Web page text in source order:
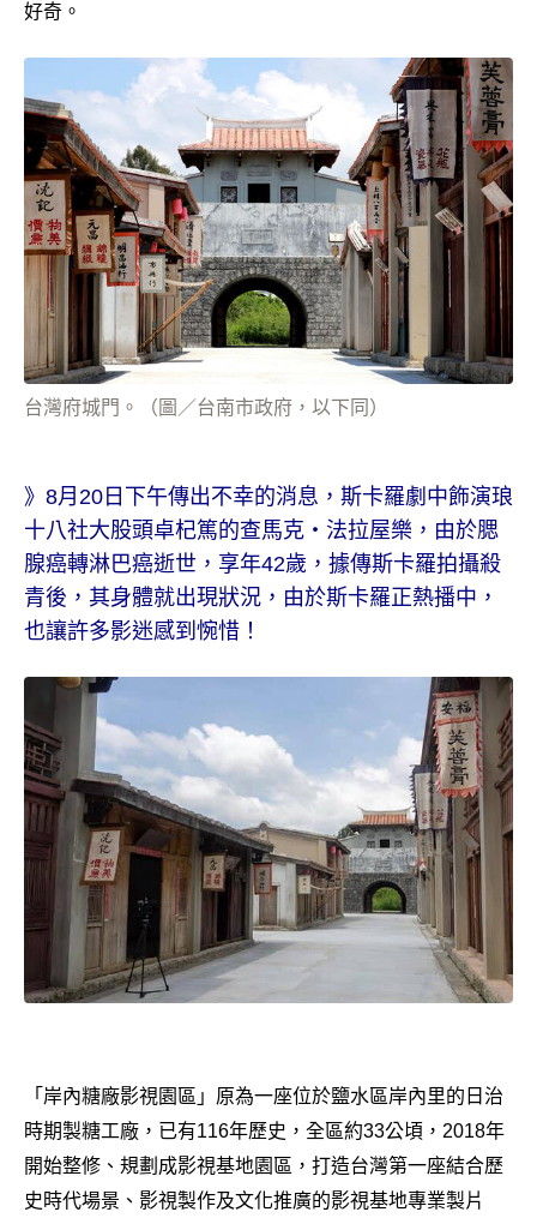
好奇。
台灣府城門。（圖／台南市政府，以下同）
》8月20日下午傳出不幸的消息，斯卡羅劇中飾演琅
十八社大股頭卓杞篤的查馬克・法拉屋樂，由於腮
腺癌轉淋巴癌逝世，享年42歲，據傳斯卡羅拍攝殺
青後，其身體就出現狀況，由於斯卡羅正熱播中，
也讓許多影迷感到惋惜！
「岸內糖廠影視園區」原為一座位於鹽水區岸內里的日治
時期製糖工廠，已有116年歷史，全區約33公頃，2018年
開始整修、規劃成影視基地園區，打造台灣第一座結合歷
史時代場景、影視製作及文化推廣的影視基地專業製片